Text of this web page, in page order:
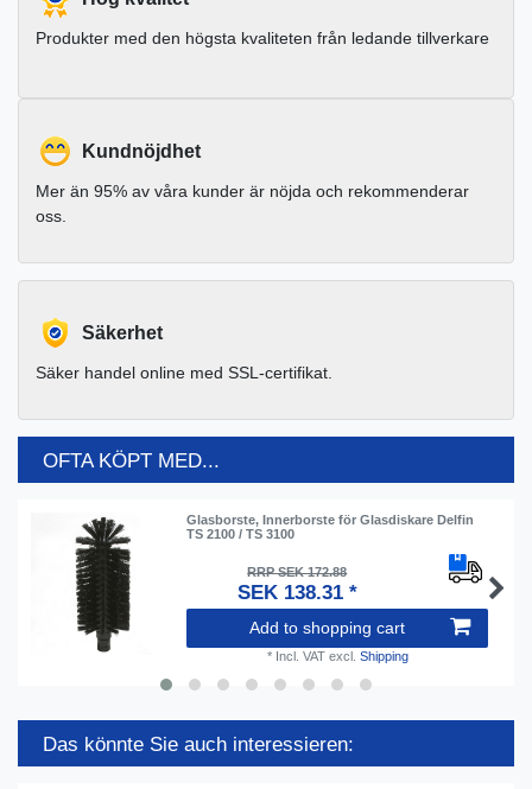
Produkter med den högsta kvaliteten från ledande tillverkare
Kundnöjdhet
Mer än 95% av våra kunder är nöjda och rekommenderar
oss.
Säkerhet
Säker handel online med SSL-certifikat.
OFTA KÖPT MED...
Glasborste, Innerborste för Glasdiskare Delfin
TS 2100 / TS 3100
RRP SEK 172.88
SEK 138.31 *
Add to shopping cart
* Incl. VATexcl. Shipping
Das könnte Sie auch interessieren: